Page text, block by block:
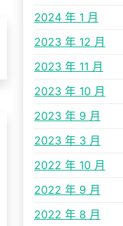
2024 年 1 月
2023 年 12 月
2023 年 11 月
2023 年 10 月
2023 年 9 月
2023 年 3 月
2022 年 10 月
2022 年 9 月
2022 年 8 月